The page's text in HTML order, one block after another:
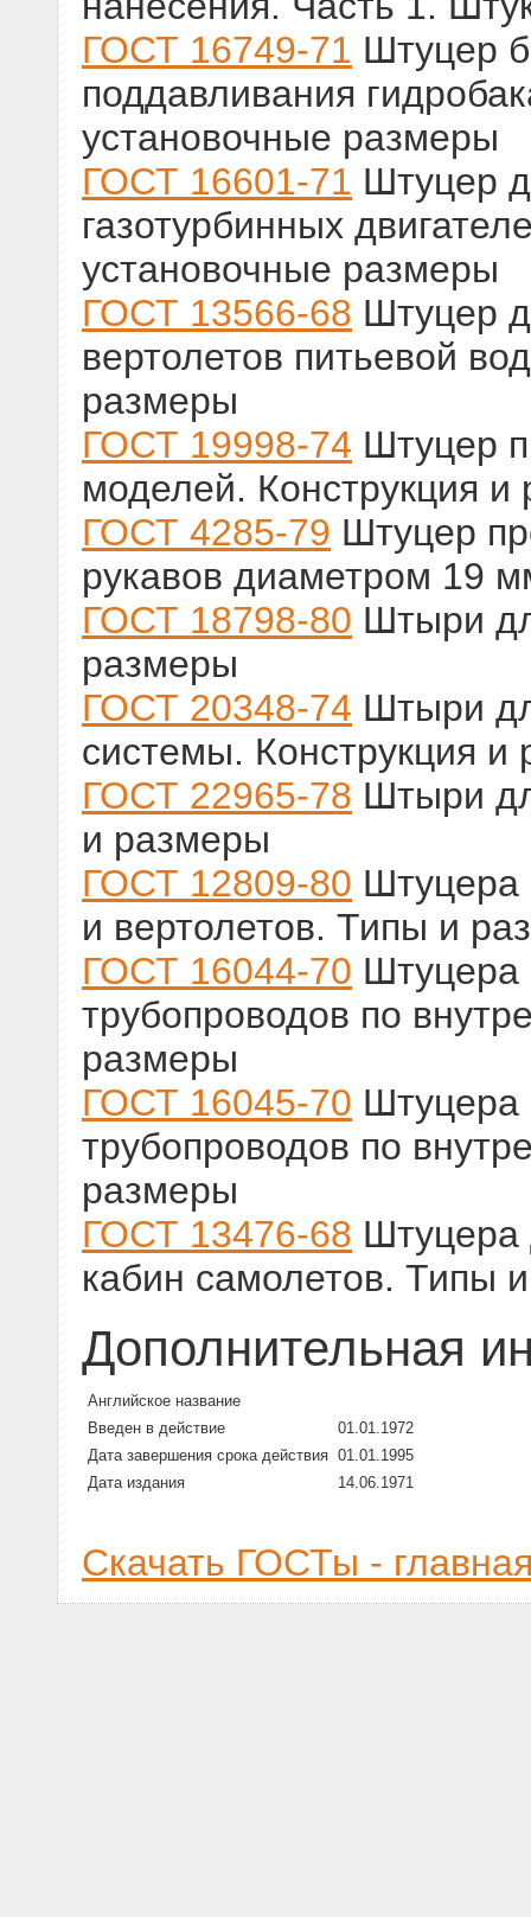
ГОСТ 16749-71 Штуцер
поддавливания
установочные размеры
ГОСТ 16601-71 Штуцер
газотурбинных
установочные размеры
ГОСТ 13566-68 Штуцер
вертолетов питьевой
размеры
ГОСТ 19998-74 Штуцер
моделей. Конструкция и
ГОСТ 4285-79 Штуцер
рукавов диаметром 19
ГОСТ 18798-80 Штыри
размеры
ГОСТ 20348-74 Штыри
системы. Конструкция и
ГОСТ 22965-78 Штыри
и размеры
ГОСТ 12809-80 Штуцера
и вертолетов. Типы и
ГОСТ 16044-70 Штуцера
трубопроводов по
размеры
ГОСТ 16045-70 Штуцера
трубопроводов по
размеры
ГОСТ 13476-68 Штуцера
кабин самолетов. Типы
Дополнительная
Английское название
Введен в действие
01.01.1972
Дата завершения срока действия 01.01.1995
Дата издания
14.06.1971
Скачать ГОСТы -